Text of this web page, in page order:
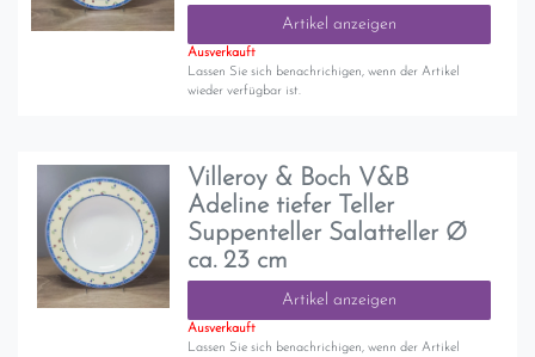
Artikel anzeigen
Ausverkauft
Lassen Sie sich benachrichigen, wenn der Artikel
wieder verfügbar ist.
Villeroy & Boch V&B
Adeline tiefer Teller
Suppenteller Salatteller Ø
ca. 23 cm
Artikel anzeigen
Ausverkauft
Lassen Sie sich benachrichigen, wenn der Artikel